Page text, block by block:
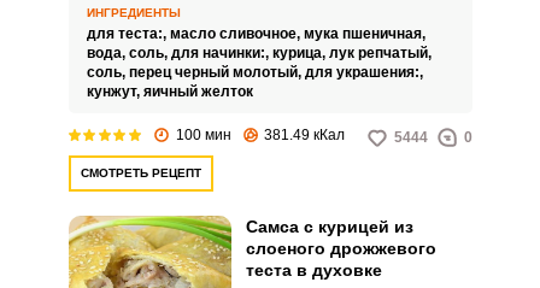
ИНГРЕДИЕНТЫ
для теста:, масло сливочное, мука пшеничная,
вода, соль, для начинки:, курица, лук репчатый,
соль, перец черный молотый, для украшения:,
кунжут, яичный желток
100 мин 381.49 кКал 5444 0
СМОТРЕТЬ РЕЦЕПТ
Самса с курицей из
слоеного дрожжевого
теста в духовке